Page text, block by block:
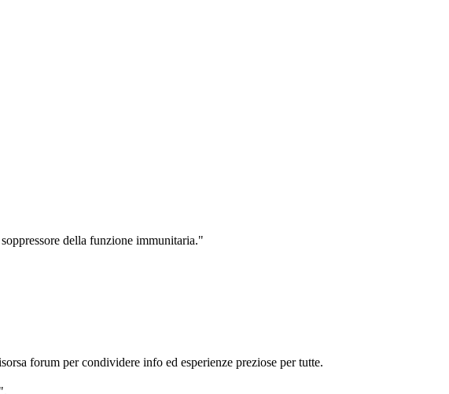
della funzione immunitaria."
forum per condividere info ed esperienze preziose per tutte.